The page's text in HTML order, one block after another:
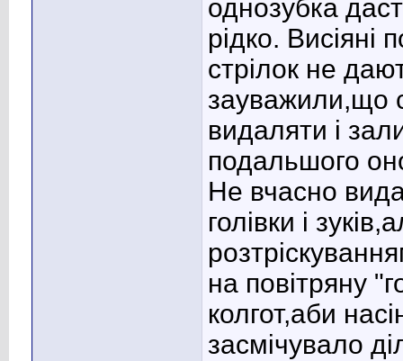
однозубка
рідко. Висіяні
стрілок не
зауважили,що
видаляти і
подальшого
Не вчасно
голівки і
на повітряну
колгот,аби
засмічувало